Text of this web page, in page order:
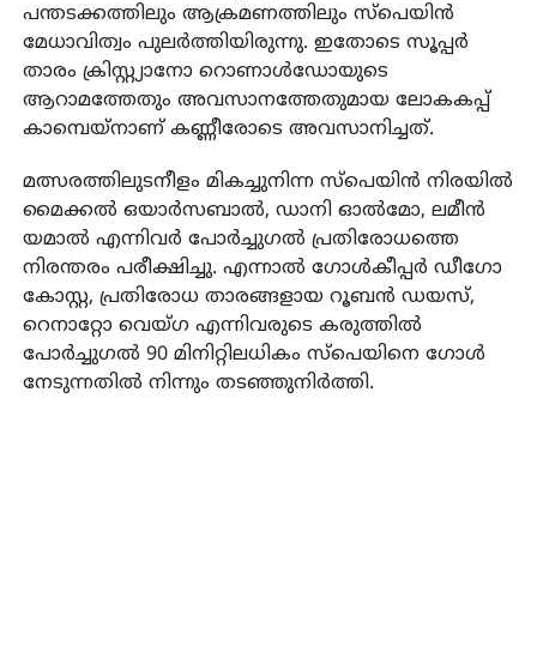
പന്തടക്കത്തിലും ആക്രമണത്തിലും സ്പെയിൻ
മേധാവിത്വം പുലർത്തിയിരുന്നു. ഇതോടെ സൂപ്പർ
താരം ക്രിസ്റ്റ്യാനോ റൊണാൾഡോയുടെ
ആറാമത്തേതും അവസാനത്തേതുമായ ലോകകപ്പ്
കാമ്പെയ്നാണ് കണ്ണീരോടെ അവസാനിച്ചത്.
മത്സരത്തിലുടനീളം മികച്ചുനിന്ന സ്പെയിൻ നിരയിൽ
മൈക്കൽ ഒയാർസബാൽ, ഡാനി ഓൽമോ, ലമീൻ
യമാൽ എന്നിവർ പോർച്ചുഗൽ പ്രതിരോധത്തെ
നിരന്തരം പരീക്ഷിച്ചു. എന്നാൽ ഗോൾകീപ്പർ ഡീഗോ
കോസ്റ്റ, പ്രതിരോധ താരങ്ങളായ റൂബൻ ഡയസ്,
റെനാറ്റോ വെയ്ഗ എന്നിവരുടെ കരുത്തിൽ
പോർച്ചുഗൽ 90 മിനിറ്റിലധികം സ്പെയിനെ ഗോൾ
നേടുന്നതിൽ നിന്നും തടഞ്ഞുനിർത്തി.